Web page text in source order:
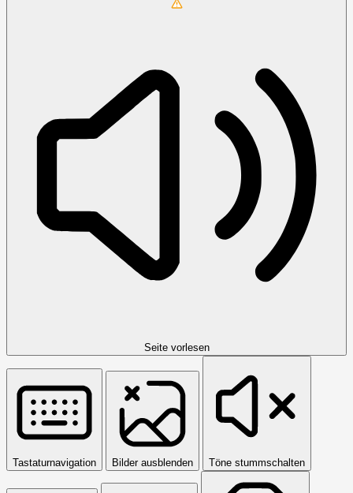
Seite vorlesen
Tastaturnavigation Bilder ausblenden Töne stummschalten